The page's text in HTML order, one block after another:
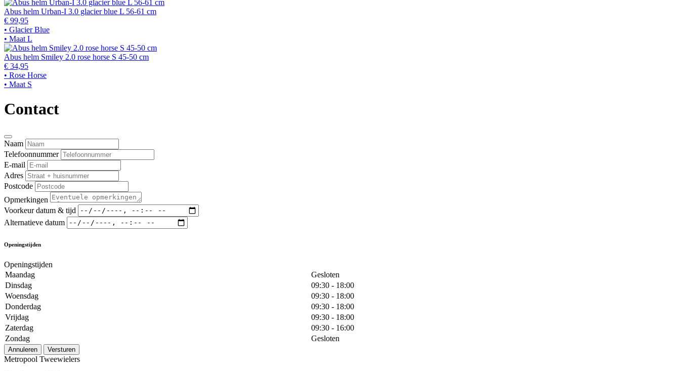
Abus helm Urban-I 3.0 glacier blue L 56-61 cm
€ 99,95
• Glacier Blue
• Maat L
Abus helm Smiley 2.0 rose horse S 45-50 cm
€ 34,95
• Rose Horse
• Maat S
Contact
Naam
Telefoonnummer
E-mail
Adres
Postcode
Opmerkingen
Voorkeur datum & tijd
Alternatieve datum
Openingstijden
Openingstijden
Maandag
Gesloten
Dinsdag
09:30 - 18:00
Woensdag
09:30 - 18:00
Donderdag
09:30 - 18:00
Vrijdag
09:30 - 18:00
Zaterdag
09:30 - 16:00
Zondag
Gesloten
Annuleren Versturen
Metropool Tweewielers